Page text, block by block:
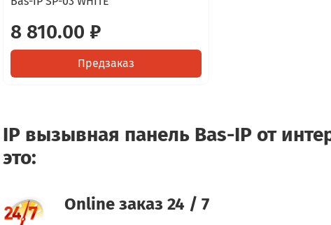
8 810.00 ₽
Предзаказ
IP вызывная панель Bas-IP от
это:
Online заказ 24 / 7